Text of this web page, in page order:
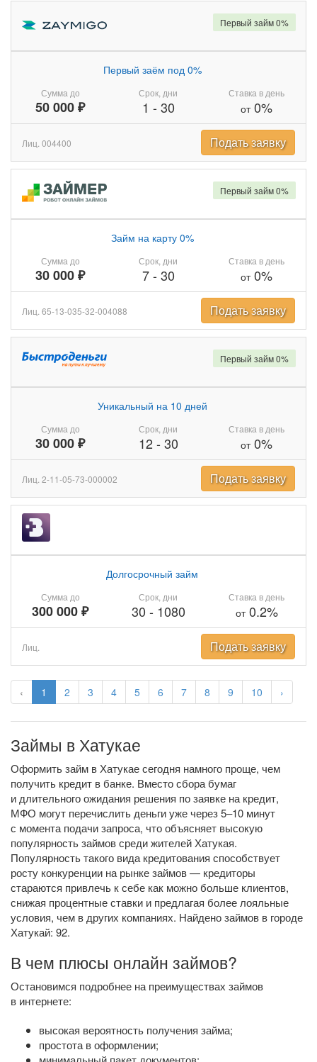
‹ 1 2 3 4 5 6 7 8 9 10 ›
Сумма до
50 000 ₽
Первый заём под 0%
Срок, дни
1 - 30
Ставка в день
от0%
Первый займ 0%
Лиц. 004400 Подать заявку
Сумма до
30 000 ₽
Займ на карту 0%
Срок, дни
7- 30
Ставка в день
от0%
Первый займ 0%
Лиц. 65-13-035-32-004088 Подать заявку
Сумма до
30 000 ₽
Уникальный на 10 дней
Срок, дни
12- 30
Ставка в день
от0%
Первый займ 0%
Лиц. 2-11-05-73-000002 Подать заявку
Сумма до
300 000 ₽
Долгосрочный займ
Срок, дни
30 - 1080
Ставка в день
от0.2%
Лиц. Подать заявку
Займы в Хатукае
Оформить займ в Хатукае сегодня намного проще, чем
получить кредит в банке. Вместо сбора бумаг
и длительного ожидания решения по заявке на кредит,
МФО могут перечислить деньги уже через 5–10 минут
с момента подачи запроса, что объясняет высокую
популярность займов среди жителей Хатукая.
Популярность такого вида кредитования способствует
росту конкуренции на рынке займов — кредиторы
стараются привлечь к себе как можно больше клиентов,
снижая процентные ставки и предлагая более лояльные
условия, чем в других компаниях. Найдено займов в городе
Хатукай: 92.
В чем плюсы онлайн займов?
Остановимся подробнее на преимуществах займов
в интернете:
высокая вероятность получения займа;
простота в оформлении;